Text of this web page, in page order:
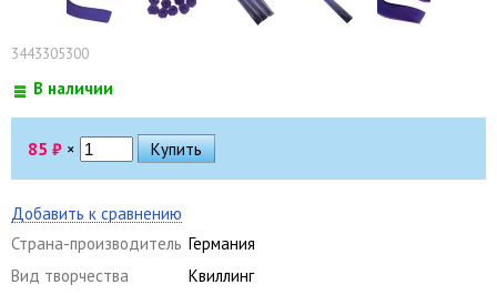
3443305300
В наличии
85 ₽ ×
Добавить к сравнению
Страна-производитель Германия
Вид творчества
Квиллинг